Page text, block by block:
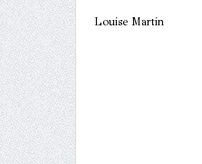
Louise Martin